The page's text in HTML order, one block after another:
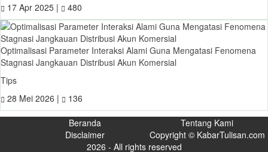
17 Apr 2025 |
480
Optimalisasi Parameter Interaksi Alami Guna Mengatasi Fenomena
Stagnasi Jangkauan Distribusi Akun Komersial
Tips
28 Mei 2026 |
136
Beranda
Tentang Kami
Disclaimer
Copyright © KabarTulisan.com
2026 - All rights reserved